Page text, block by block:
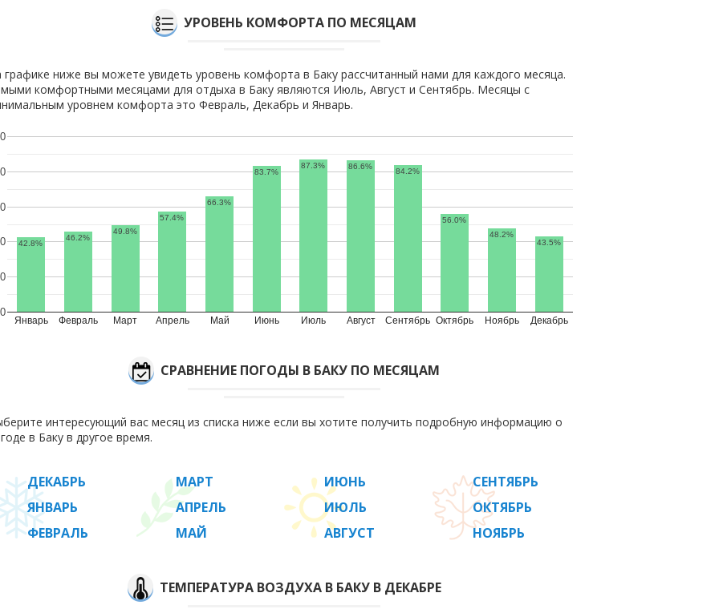
УРОВЕНЬ КОМФОРТА ПО МЕСЯЦАМ
графике ниже вы можете увидеть уровень комфорта в Баку рассчитанный нами для каждого месяца.
комфортными месяцами для отдыха в Баку являются Июль, Август и Сентябрь. Месяцы с
уровнем комфорта это Февраль, Декабрь и Январь.
Январь Февраль Март Апрель Май Июнь Июль Август Сентябрь Октябрь Ноябрь Декабрь
0
42.8%
46.2%
49.8%
57.4%
66.3%
83.7%
87.3% 86.6%
84.2%
56.0%
48.2%
43.5%
СРАВНЕНИЕ ПОГОДЫ В БАКУ ПО МЕСЯЦАМ
интересующий вас месяц из списка ниже если вы хотите получить подробную информацию о
в Баку в другое время.
ДЕКАБРЬ
ЯНВАРЬ
ФЕВРАЛЬ
МАРТ
АПРЕЛЬ
МАЙ
ИЮНЬ
ИЮЛЬ
АВГУСТ
СЕНТЯБРЬ
ОКТЯБРЬ
НОЯБРЬ
ТЕМПЕРАТУРА ВОЗДУХА В БАКУ В ДЕКАБРЕ